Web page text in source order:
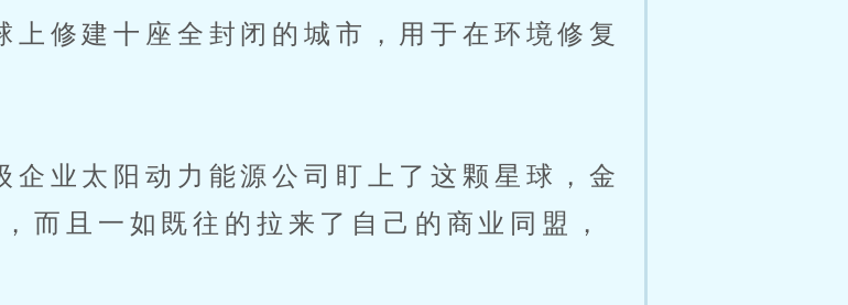
修建十座全封闭的城市，用于在环境修复
业太阳动力能源公司盯上了这颗星球，金
而且一如既往的拉来了自己的商业同盟，